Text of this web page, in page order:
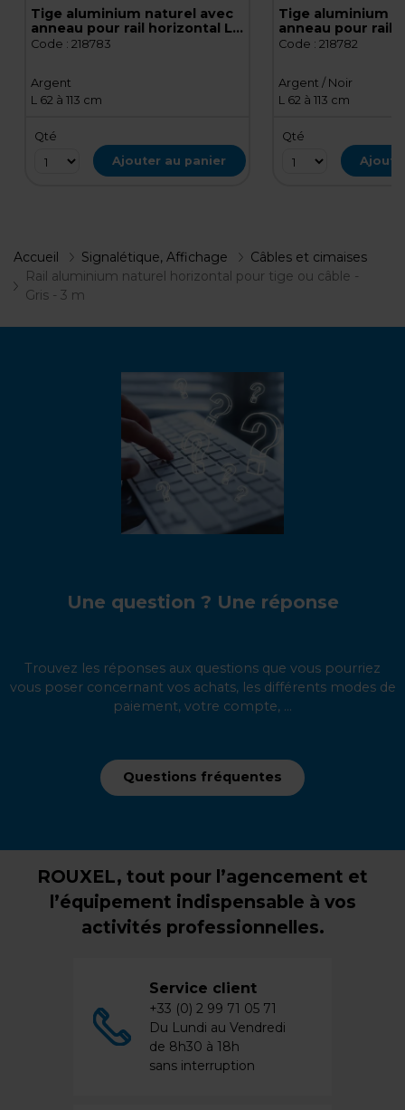
Tige aluminium naturel avec
anneau pour rail horizontal L
62 à 113 cm pour expo - Gris
Code : 218783
Argent
L 62 à 113 cm
Qté
Ajouter au panier
Tige aluminium
anneau pour rail
62 à 113 cm pour
Code : 218782
Argent / Noir
L 62 à 113 cm
Qté
Accueil Signalétique, Affichage
Câbles et cimaises
Rail aluminium naturel horizontal pour tige ou câble -
Gris - 3 m
Une question ? Une réponse
Trouvez les réponses aux questions que vous pourriez
vous poser concernant vos achats, les différents modes de
paiement, votre compte, ...
Questions fréquentes
ROUXEL, tout pour l’agencement et
l’équipement indispensable à vos
activités professionnelles.
Service client
+33 (0) 2 99 71 05 71
Du Lundi au Vendredi
de 8h30 à 18h
sans interruption